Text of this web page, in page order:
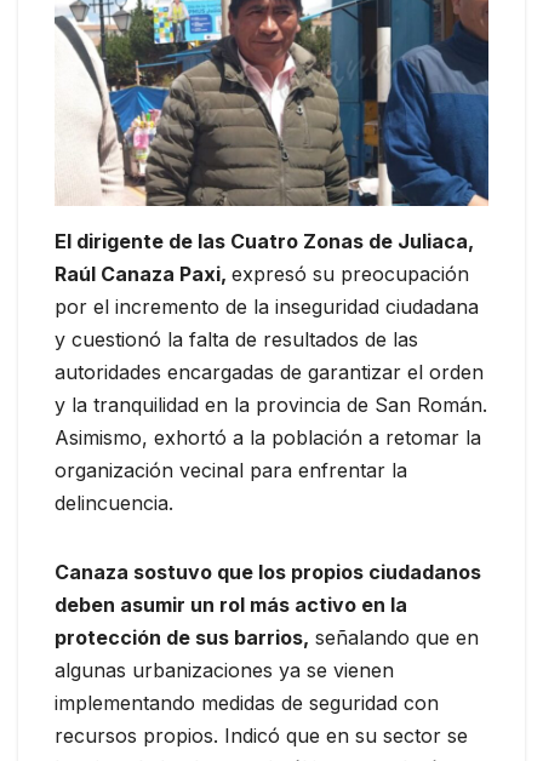
El dirigente de las Cuatro Zonas de Juliaca,
Raúl Canaza Paxi, expresó su preocupación
por el incremento de la inseguridad ciudadana
y cuestionó la falta de resultados de las
autoridades encargadas de garantizar el orden
y la tranquilidad en la provincia de San Román.
Asimismo, exhortó a la población a retomar la
organización vecinal para enfrentar la
delincuencia.
Canaza sostuvo que los propios ciudadanos
deben asumir un rol más activo en la
protección de sus barrios, señalando que en
algunas urbanizaciones ya se vienen
implementando medidas de seguridad con
recursos propios. Indicó que en su sector se